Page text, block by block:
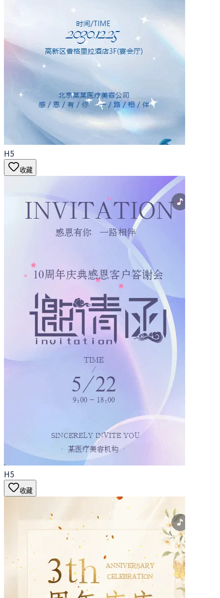
H5
收藏
H5
收藏